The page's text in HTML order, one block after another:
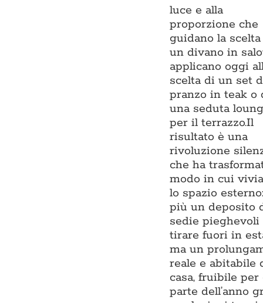
luce e alla
proporzione che
guidano la
un divano in
applicano oggi
scelta di un set
pranzo in teak o
una seduta
per il terrazzo.Il
risultato è una
rivoluzione
che ha
modo in cui
lo spazio
più un deposito
sedie pieghevoli
tirare fuori in
ma un
reale e abitabile
casa, fruibile per
parte dell’anno